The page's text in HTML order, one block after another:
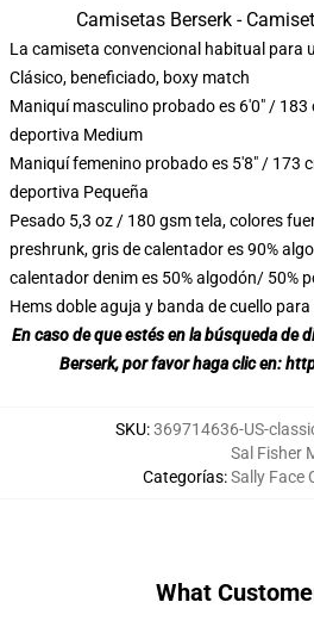
Camisetas Berserk -
La camiseta convencional habitual para
Clásico, beneficiado, boxy match
Maniquí masculino probado es 6'0" / 183
deportiva Medium
Maniquí femenino probado es 5'8" / 173
deportiva Pequeña
Pesado 5,3 oz / 180 gsm tela, colores
preshrunk, gris de calentador es 90%
calentador denim es 50% algodón/ 50%
Hems doble aguja y banda de cuello
En caso de que estés en la búsqueda de
Berserk, por favor haga clic en:
SKU:369714636-US-
Categorías:
Sal Fisher
Sally Face
What